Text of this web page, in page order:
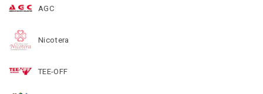
AGC
Nicotera
TEE-OFF